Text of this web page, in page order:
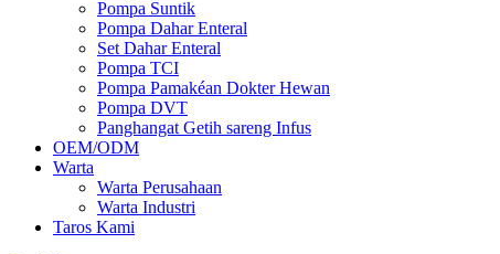
Pompa Suntik
Pompa Dahar Enteral
Set Dahar Enteral
Pompa TCI
Pompa Pamakéan Dokter Hewan
Pompa DVT
Panghangat Getih sareng Infus
OEM/ODM
Warta
Warta Perusahaan
Warta Industri
Taros Kami